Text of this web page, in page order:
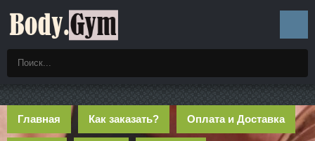
Главная Как заказать? Оплата и Доставка